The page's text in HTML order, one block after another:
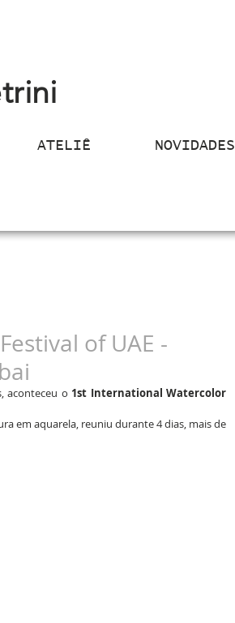
ATELIÊ NOVIDADES
of UAE -
aconteceu o 1st International Watercolor
em aquarela, reuniu durante 4 dias, mais de